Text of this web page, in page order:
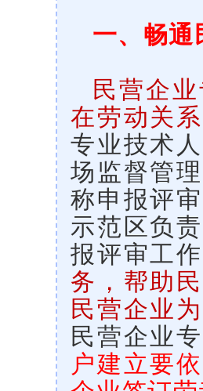
一、畅通
民营企
在劳动关
专业技术
场监督管
称申报评
示范区负
报评审工
务，帮助
民营企业
民营企业
户建立要